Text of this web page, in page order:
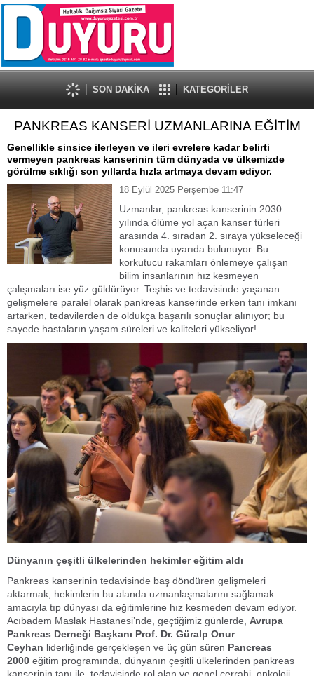
SON DAKİKA KATEGORİLER
PANKREAS KANSERİ UZMANLARINA EĞİTİM
Genellikle sinsice ilerleyen ve ileri evrelere kadar belirti
vermeyen pankreas kanserinin tüm dünyada ve ülkemizde
görülme sıklığı son yıllarda hızla artmaya devam ediyor.
18 Eylül 2025 Perşembe 11:47
Uzmanlar, pankreas kanserinin 2030
yılında ölüme yol açan kanser türleri
arasında 4. sıradan 2. sıraya yükseleceği
konusunda uyarıda bulunuyor. Bu
korkutucu rakamları önlemeye çalışan
bilim insanlarının hız kesmeyen
çalışmaları ise yüz güldürüyor. Teşhis ve tedavisinde yaşanan
gelişmelere paralel olarak pankreas kanserinde erken tanı imkanı
artarken, tedavilerden de oldukça başarılı sonuçlar alınıyor; bu
sayede hastaların yaşam süreleri ve kaliteleri yükseliyor!
Dünyanın çeşitli ülkelerinden hekimler eğitim aldı
Pankreas kanserinin tedavisinde baş döndüren gelişmeleri
aktarmak, hekimlerin bu alanda uzmanlaşmalarını sağlamak
amacıyla tıp dünyası da eğitimlerine hız kesmeden devam ediyor.
Acıbadem Maslak Hastanesi’nde, geçtiğimiz günlerde, Avrupa
Pankreas Derneği Başkanı Prof. Dr. Güralp Onur
Ceyhan liderliğinde gerçekleşen ve üç gün süren Pancreas
2000 eğitim programında, dünyanın çeşitli ülkelerinden pankreas
kanserinin tanı ile tedavisinde rol alan ve genel cerrahi, onkoloji,